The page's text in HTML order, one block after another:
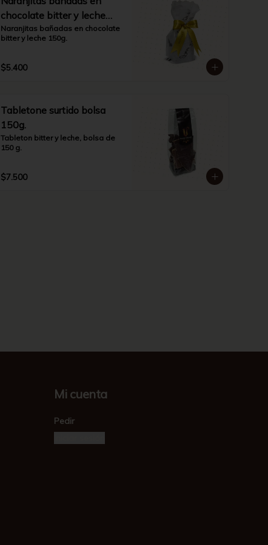
chocolate bitter y leche
150g.
Naranjitas bañadas en chocolate
bitter y leche 150g.
$5.400
Tabletone surtido bolsa
150g.
Tableton bitter y leche, bolsa de
150 g.
$7.500
Mi cuenta
Pedir